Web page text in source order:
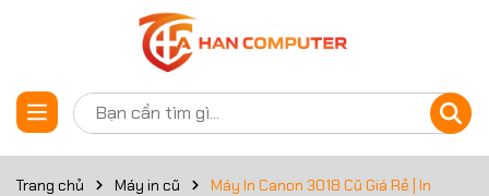
Trang chủ Máy in cũ
Máy In Canon 3018 Cũ Giá Rẻ | In
Thông số kỹ thuật
Thông số Chi tiết
Hãng sản xuất Canon
Đặt trước sản phẩm